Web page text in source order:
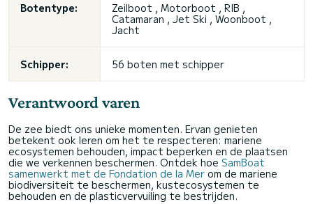
Botentype:
Zeilboot , Motorboot , RIB ,
Catamaran , Jet Ski , Woonboot ,
Jacht
Schipper: 56 boten met schipper
Verantwoord varen
De zee biedt ons unieke momenten. Ervan genieten
betekent ook leren om het te respecteren: mariene
ecosystemen behouden, impact beperken en de plaatsen
die we verkennen beschermen. Ontdek hoe SamBoat
samenwerkt met de Fondation de la Mer om de mariene
biodiversiteit te beschermen, kustecosystemen te
behouden en de plasticvervuiling te bestrijden.